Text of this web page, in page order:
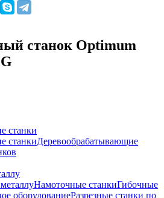
станок Optimum
станки
станкиДеревообрабатывающие
Намоточные станкиГибочные
оборудованиеРазрезные станки по